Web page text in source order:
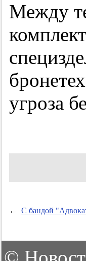
Между
угроза
← С бандой